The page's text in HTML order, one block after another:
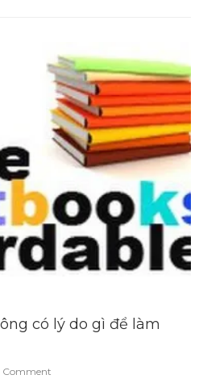
có lý do gì để làm
Comment